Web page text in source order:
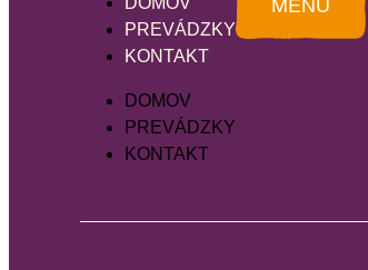
PREVÁDZKY
KONTAKT
DOMOV
PREVÁDZKY
KONTAKT
MENU